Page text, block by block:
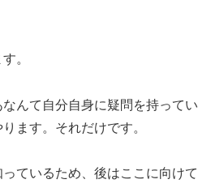
。
んて自分自身に疑問を持ってい
ます。それだけです。
ているため、後はここに向けて